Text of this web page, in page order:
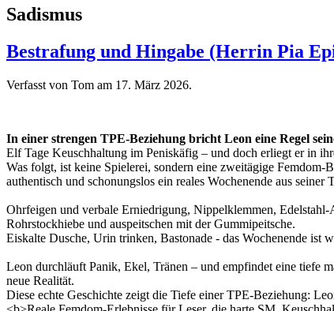
Sadismus
Bestrafung und Hingabe (Herrin Pia
Verfasst von Tom am 17. März 2026.
In einer strengen TPE-Beziehung bricht Leon eine Regel
Elf Tage Keuschhaltung im Peniskäfig – und doch erliegt er in
Was folgt, ist keine Spielerei, sondern eine zweitägige
authentisch und schonungslos ein reales Wochenende aus
Ohrfeigen und verbale Erniedrigung, Nippelklemmen,
Rohrstockhiebe und auspeitschen mit der Gummipeitsche.
Eiskalte Dusche, Urin trinken, Bastonade - das Wochenende ist
Leon durchläuft Panik, Ekel, Tränen – und empfindet eine tiefe
neue Realität.
Diese echte Geschichte zeigt die Tiefe einer TPE-Beziehung: